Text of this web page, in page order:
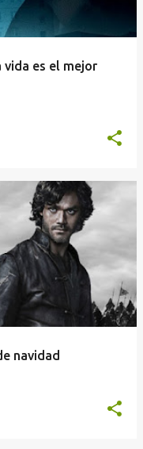
vida es el mejor
navidad